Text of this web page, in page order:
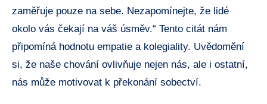
zaměřuje pouze na sebe. Nezapomínejte, že lidé
okolo vás čekají na váš úsměv.“ Tento citát nám
připomíná hodnotu empatie a kolegiality. Uvědomění
si, že naše chování ovlivňuje nejen nás, ale i ostatní,
nás může motivovat k překonání sobectví.